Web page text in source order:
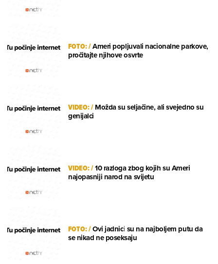
FOTO:/Ameri popljuvali nacionalne parkove,
pročitajte njihove osvrte
VIDEO:/Možda su seljačine, ali svejedno su
genijalci
VIDEO:/10 razloga zbog kojih su Ameri
najopasniji narod na svijetu
FOTO:/Ovi jadnici su na najboljem putu da
se nikad ne poseksaju